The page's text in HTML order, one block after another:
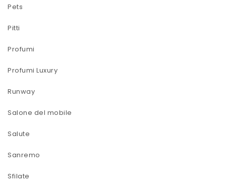
Pets
Pitti
Profumi
Profumi Luxury
Runway
Salone del mobile
Salute
Sanremo
Sfilate